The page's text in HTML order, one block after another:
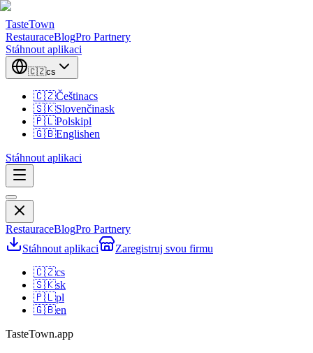
TasteTown
RestauraceBlogPro Partnery
Stáhnout aplikaci
🇨🇿cs
🇨🇿Češtinacs
🇸🇰Slovenčinask
🇵🇱Polskipl
🇬🇧Englishen
Stáhnout aplikaci
RestauraceBlogPro Partnery
Stáhnout aplikaci
Zaregistruj svou firmu
🇨🇿cs
🇸🇰sk
🇵🇱pl
🇬🇧en
TasteTown.app